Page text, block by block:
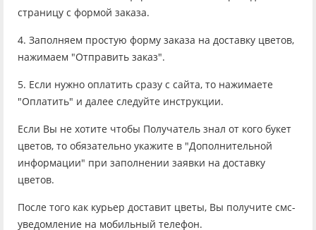
страницу с формой заказа.
4. Заполняем простую форму заказа на доставку цветов,
нажимаем "Отправить заказ".
5. Если нужно оплатить сразу с сайта, то нажимаете
"Оплатить" и далее следуйте инструкции.
Если Вы не хотите чтобы Получатель знал от кого букет
цветов, то обязательно укажите в "Дополнительной
информации" при заполнении заявки на доставку
цветов.
После того как курьер доставит цветы, Вы получите смс-
уведомление на мобильный телефон.